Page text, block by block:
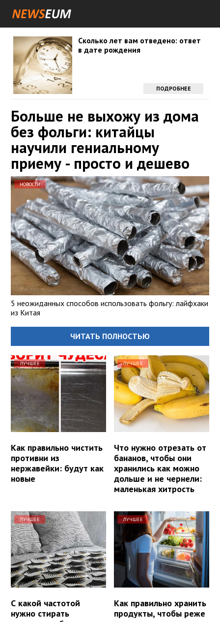
Сколько лет вам отведено: ответ
в дате рождения
ПОДРОБНЕЕ
Больше не выхожу из дома
без фольги: китайцы
научили гениальному
приему - просто и дешево
НОВОСТИ
5 неожиданных способов использовать фольгу: лайфхаки
из Китая
ЧИТАТЬ ПОЛНОСТЬЮ
ЛУЧШЕЕ
Как правильно чистить
противни из
нержавейки: будут как
новые
ЛУЧШЕЕ
Что нужно отрезать от
бананов, чтобы они
хранились как можно
дольше и не чернели:
маленькая хитрость
ЛУЧШЕЕ
С какой частотой
нужно стирать
ЛУЧШЕЕ
Как правильно хранить
продукты, чтобы реже